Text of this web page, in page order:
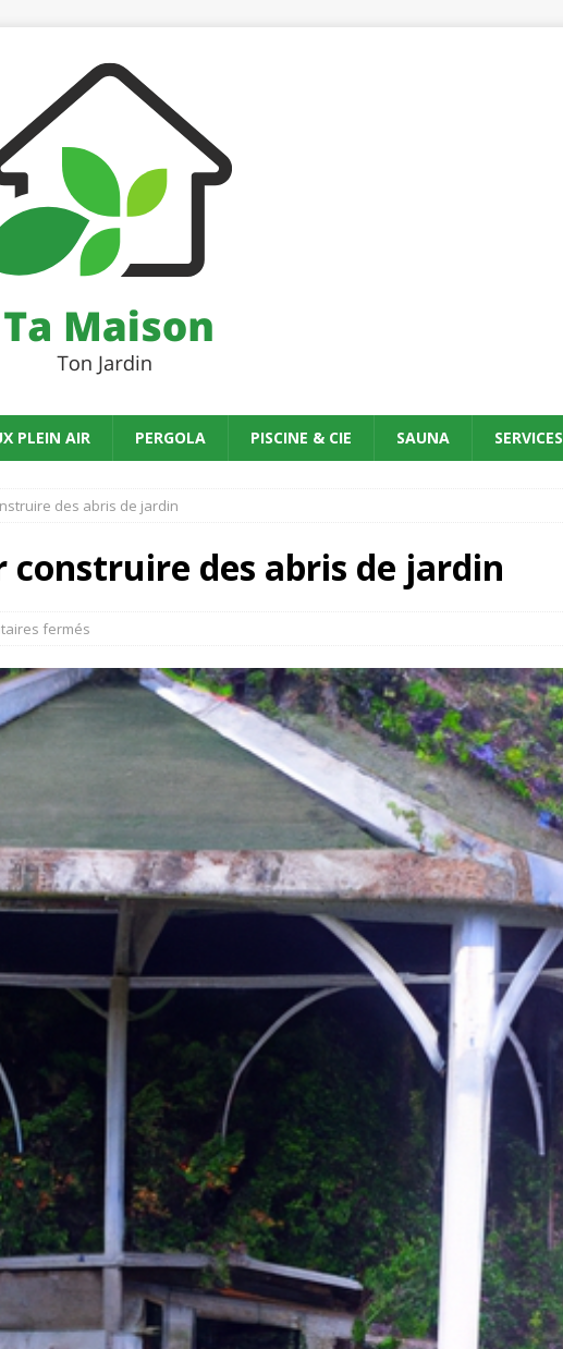
PLEIN AIR PERGOLA PISCINE & CIE SAUNA SERVICES
des abris de jardin
des abris de jardin
fermés